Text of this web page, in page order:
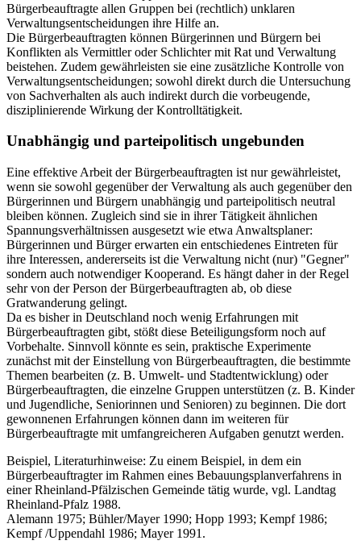
Bürgerbeauftragte allen Gruppen bei (rechtlich) unklaren
Verwaltungsentscheidungen ihre Hilfe an.
Die Bürgerbeauftragten können Bürgerinnen und Bürgern bei
Konflikten als Vermittler oder Schlichter mit Rat und Verwaltung
beistehen. Zudem gewährleisten sie eine zusätzliche Kontrolle von
Verwaltungsentscheidungen; sowohl direkt durch die Untersuchung
von Sachverhalten als auch indirekt durch die vorbeugende,
disziplinierende Wirkung der Kontrolltätigkeit.
Unabhängig und parteipolitisch ungebunden
Eine effektive Arbeit der Bürgerbeauftragten ist nur gewährleistet,
wenn sie sowohl gegenüber der Verwaltung als auch gegenüber den
Bürgerinnen und Bürgern unabhängig und parteipolitisch neutral
bleiben können. Zugleich sind sie in ihrer Tätigkeit ähnlichen
Spannungsverhältnissen ausgesetzt wie etwa Anwaltsplaner:
Bürgerinnen und Bürger erwarten ein entschiedenes Eintreten für
ihre Interessen, andererseits ist die Verwaltung nicht (nur) "Gegner"
sondern auch notwendiger Kooperand. Es hängt daher in der Regel
sehr von der Person der Bürgerbeauftragten ab, ob diese
Gratwanderung gelingt.
Da es bisher in Deutschland noch wenig Erfahrungen mit
Bürgerbeauftragten gibt, stößt diese Beteiligungsform noch auf
Vorbehalte. Sinnvoll könnte es sein, praktische Experimente
zunächst mit der Einstellung von Bürgerbeauftragten, die bestimmte
Themen bearbeiten (z. B. Umwelt- und Stadtentwicklung) oder
Bürgerbeauftragten, die einzelne Gruppen unterstützen (z. B. Kinder
und Jugendliche, Seniorinnen und Senioren) zu beginnen. Die dort
gewonnenen Erfahrungen können dann im weiteren für
Bürgerbeauftragte mit umfangreicheren Aufgaben genutzt werden.
Beispiel, Literaturhinweise: Zu einem Beispiel, in dem ein
Bürgerbeauftragter im Rahmen eines Bebauungsplanverfahrens in
einer Rheinland-Pfälzischen Gemeinde tätig wurde, vgl. Landtag
Rheinland-Pfalz 1988.
Alemann 1975; Bühler/Mayer 1990; Hopp 1993; Kempf 1986;
Kempf /Uppendahl 1986; Mayer 1991.